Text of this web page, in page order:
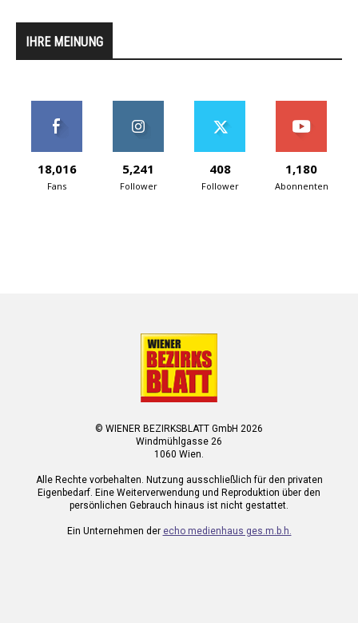
IHRE MEINUNG
18,016
Fans
5,241
Follower
408
Follower
1,180
Abonnenten
© WIENER BEZIRKSBLATT GmbH 2026
Windmühlgasse 26
1060 Wien.
Alle Rechte vorbehalten. Nutzung ausschließlich für den privaten
Eigenbedarf. Eine Weiterverwendung und Reproduktion über den
persönlichen Gebrauch hinaus ist nicht gestattet.
Ein Unternehmen der echo medienhaus ges.m.b.h.